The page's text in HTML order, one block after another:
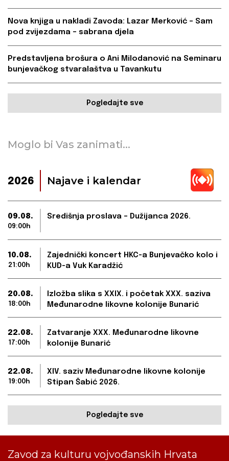
Nova knjiga u nakladi Zavoda: Lazar Merković – Sam
pod zvijezdama – sabrana djela
Predstavljena brošura o Ani Milodanović na Seminaru
bunjevačkog stvaralaštva u Tavankutu
Pogledajte sve
Moglo bi Vas zanimati...
2026 Najave i kalendar
09.08.
09:00h
Središnja proslava – Dužijanca 2026.
10.08.
21:00h
Zajednički koncert HKC-a Bunjevačko kolo i
KUD-a Vuk Karadžić
20.08.
18:00h
Izložba slika s XXIX. i početak XXX. saziva
Međunarodne likovne kolonije Bunarić
22.08.
17:00h
Zatvaranje XXX. Međunarodne likovne
kolonije Bunarić
22.08.
19:00h
XIV. saziv Međunarodne likovne kolonije
Stipan Šabić 2026.
Pogledajte sve
Zavod za kulturu vojvođanskih Hrvata